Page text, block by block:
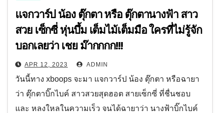
แจกวาร์ป น้อง ตุ๊กตา หรือ ตุ๊กตานางฟ้า สาว
สวย เซ็กซี่ หุ่นบึ้ม เต็มไม้เต็มมือ ใครที่ไม่รู้จัก
บอกเลยว่า เชย ม๊ากกกก!!!
APR 12, 2023 ADMIN
วันนี้ทาง xboops จะมา แจกวาร์ป น้อง ตุ๊กตา หรือฉายา
ว่า ตุ๊กตาบิ๊กไบค์ สาวสวยสุดฮอต สายเซ็กซี่ ที่ชื่นชอบ
และ หลงใหลในความเร็ว จนได้ฉายาว่า นางฟ้าบิ๊กไบค์